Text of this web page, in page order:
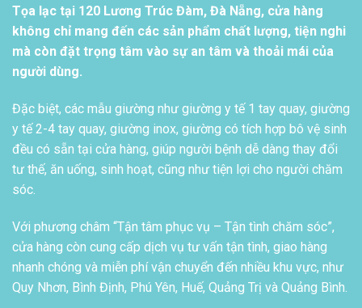
Tọa lạc tại 120 Lương Trúc Đàm, Đà Nẵng, cửa hàng
không chỉ mang đến các sản phẩm chất lượng, tiện nghi
mà còn đặt trọng tâm vào sự an tâm và thoải mái của
người dùng.
Đặc biệt, các mẫu giường như giường y tế 1 tay quay, giường
y tế 2-4 tay quay, giường inox, giường có tích hợp bô vệ sinh
đều có sẵn tại cửa hàng, giúp người bệnh dễ dàng thay đổi
tư thế, ăn uống, sinh hoạt, cũng như tiện lợi cho người chăm
sóc.
Với phương châm “Tận tâm phục vụ – Tận tình chăm sóc”,
cửa hàng còn cung cấp dịch vụ tư vấn tận tình, giao hàng
nhanh chóng và miễn phí vận chuyển đến nhiều khu vực, như
Quy Nhơn, Bình Định, Phú Yên, Huế, Quảng Trị và Quảng Bình.